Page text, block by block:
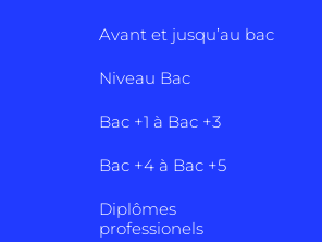
Avant et jusqu’au bac
Niveau Bac
Bac +1 à Bac +3
Bac +4 à Bac +5
Diplômes
professionels